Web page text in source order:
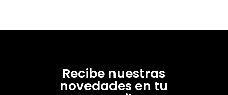
Recibe nuestras
novedades en tu